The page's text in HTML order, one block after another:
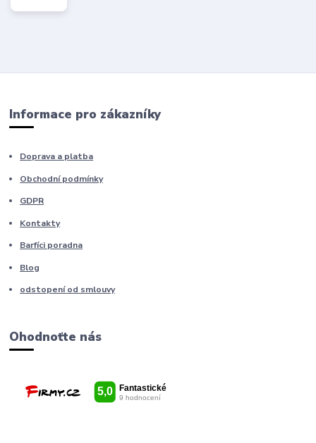
Informace pro zákazníky
Doprava a platba
Obchodní podmínky
GDPR
Kontakty
Barfíci poradna
Blog
odstopení od smlouvy
Ohodnoťte nás